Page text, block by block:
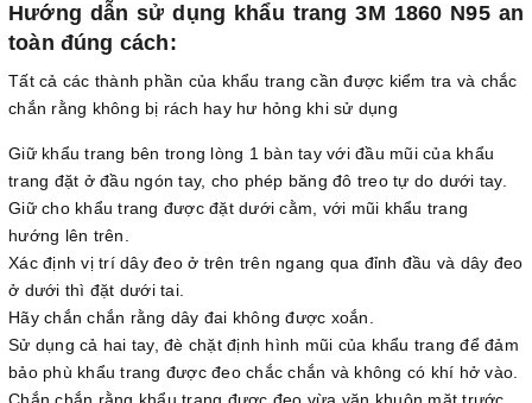
Hướng dẫn sử dụng khẩu trang 3M 1860 N95 an
toàn đúng cách:
Tất cả các thành phần của khẩu trang cần được kiểm tra và chắc
chắn rằng không bị rách hay hư hỏng khi sử dụng
Giữ khẩu trang bên trong lòng 1 bàn tay với đầu mũi của khẩu
trang đặt ở đầu ngón tay, cho phép băng đô treo tự do dưới tay.
Giữ cho khẩu trang được đặt dưới cằm, với mũi khẩu trang
hướng lên trên.
Xác định vị trí dây đeo ở trên trên ngang qua đỉnh đầu và dây đeo
ở dưới thì đặt dưới tai.
Hãy chắn chắn rằng dây đai không được xoắn.
Sử dụng cả hai tay, đè chặt định hình mũi của khẩu trang để đảm
bảo phù khẩu trang được đeo chắc chắn và không có khí hở vào.